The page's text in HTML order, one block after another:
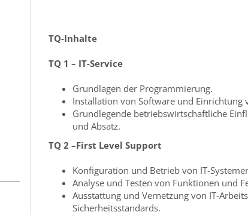
TQ-Inhalte
TQ 1 – IT-Service
Grundlagen der Programmierung.
Installation von Software und Einrichtung
Grundlegende betriebswirtschaftliche
und Absatz.
TQ 2 –First Level Support
Konfiguration und Betrieb von IT-
Analyse und Testen von Funktionen und
Ausstattung und Vernetzung von IT-
Sicherheitsstandards.